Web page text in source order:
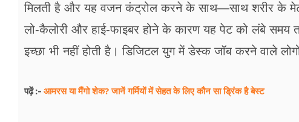
मिलती है और यह वजन कंट्रोल करने के साथ—साथ शरीर के
लो-कैलोरी और हाई-फाइबर होने के कारण यह पेट को लंबे
इच्छा भी नहीं होती है। डिजिटल युग में डेस्क जॉब करने वाले
पढ़ें :- आमरस या मैंगो शेक? जानें गर्मियों में सेहत के लिए कौन सा ड्रिंक है बेस्ट